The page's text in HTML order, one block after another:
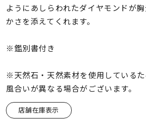
レディース
リングサイズ
価格
ようにあしらわれたダイヤモンドが
かさを添えてくれます。
※鑑別書付き
※天然石・天然素材を使用している
風合いが異なる場合がございます。
店舗在庫表示